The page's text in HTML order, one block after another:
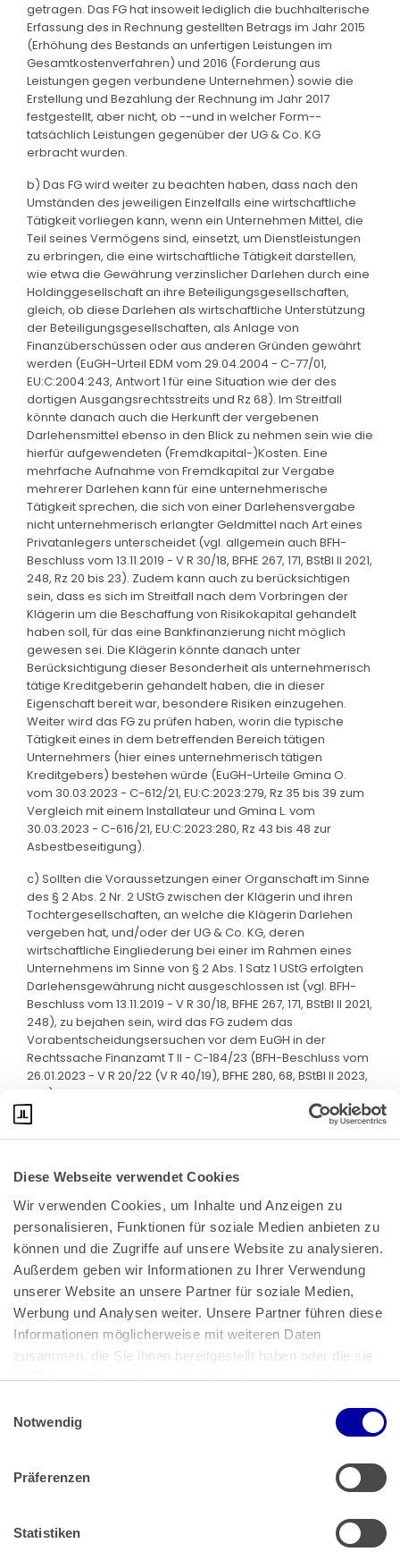
Diese Webseite verwendet Cookies
Wir verwenden Cookies, um Inhalte und Anzeigen zu
personalisieren, Funktionen für soziale Medien anbieten zu
können und die Zugriffe auf unsere Website zu analysieren.
Außerdem geben wir Informationen zu Ihrer Verwendung
unserer Website an unsere Partner für soziale Medien,
Werbung und Analysen weiter. Unsere Partner führen diese
Informationen möglicherweise mit weiteren Daten
zusammen, die Sie ihnen bereitgestellt haben oder die sie
im Rahmen Ihrer Nutzung der Dienste gesammelt haben.
Impressum
Notwendig
Präferenzen
Statistiken
getragen. Das FG hat insoweit lediglich die buchhalterische
Erfassung des in Rechnung gestellten Betrags im Jahr 2015
(Erhöhung des Bestands an unfertigen Leistungen im
Gesamtkostenverfahren) und 2016 (Forderung aus
Leistungen gegen verbundene Unternehmen) sowie die
Erstellung und Bezahlung der Rechnung im Jahr 2017
festgestellt, aber nicht, ob --und in welcher Form--
tatsächlich Leistungen gegenüber der UG & Co. KG
erbracht wurden.
b) Das FG wird weiter zu beachten haben, dass nach den
Umständen des jeweiligen Einzelfalls eine wirtschaftliche
Tätigkeit vorliegen kann, wenn ein Unternehmen Mittel, die
Teil seines Vermögens sind, einsetzt, um Dienstleistungen
zu erbringen, die eine wirtschaftliche Tätigkeit darstellen,
wie etwa die Gewährung verzinslicher Darlehen durch eine
Holdinggesellschaft an ihre Beteiligungsgesellschaften,
gleich, ob diese Darlehen als wirtschaftliche Unterstützung
der Beteiligungsgesellschaften, als Anlage von
Finanzüberschüssen oder aus anderen Gründen gewährt
werden (EuGH-Urteil EDM vom 29.04.2004 - C-77/01,
EU:C:2004:243, Antwort 1 für eine Situation wie der des
dortigen Ausgangsrechtsstreits und Rz 68). Im Streitfall
könnte danach auch die Herkunft der vergebenen
Darlehensmittel ebenso in den Blick zu nehmen sein wie die
hierfür aufgewendeten (Fremdkapital-)Kosten. Eine
mehrfache Aufnahme von Fremdkapital zur Vergabe
mehrerer Darlehen kann für eine unternehmerische
Tätigkeit sprechen, die sich von einer Darlehensvergabe
nicht unternehmerisch erlangter Geldmittel nach Art eines
Privatanlegers unterscheidet (vgl. allgemein auch BFH-
Beschluss vom 13.11.2019 - V R 30/18, BFHE 267, 171, BStBl II 2021,
248, Rz 20 bis 23). Zudem kann auch zu berücksichtigen
sein, dass es sich im Streitfall nach dem Vorbringen der
Klägerin um die Beschaffung von Risikokapital gehandelt
haben soll, für das eine Bankfinanzierung nicht möglich
gewesen sei. Die Klägerin könnte danach unter
Berücksichtigung dieser Besonderheit als unternehmerisch
tätige Kreditgeberin gehandelt haben, die in dieser
Eigenschaft bereit war, besondere Risiken einzugehen.
Weiter wird das FG zu prüfen haben, worin die typische
Tätigkeit eines in dem betreffenden Bereich tätigen
Unternehmers (hier eines unternehmerisch tätigen
Kreditgebers) bestehen würde (EuGH-Urteile Gmina O.
vom 30.03.2023 - C-612/21, EU:C:2023:279, Rz 35 bis 39 zum
Vergleich mit einem Installateur und Gmina L. vom
30.03.2023 - C-616/21, EU:C:2023:280, Rz 43 bis 48 zur
Asbestbeseitigung).
c) Sollten die Voraussetzungen einer Organschaft im Sinne
des § 2 Abs. 2 Nr. 2 UStG zwischen der Klägerin und ihren
Tochtergesellschaften, an welche die Klägerin Darlehen
vergeben hat, und/oder der UG & Co. KG, deren
wirtschaftliche Eingliederung bei einer im Rahmen eines
Unternehmens im Sinne von § 2 Abs. 1 Satz 1 UStG erfolgten
Darlehensgewährung nicht ausgeschlossen ist (vgl. BFH-
Beschluss vom 13.11.2019 - V R 30/18, BFHE 267, 171, BStBl II 2021,
248), zu bejahen sein, wird das FG zudem das
Vorabentscheidungsersuchen vor dem EuGH in der
Rechtssache Finanzamt T II - C-184/23 (BFH-Beschluss vom
26.01.2023 - V R 20/22 (V R 40/19), BFHE 280, 68, BStBl II 2023,
530) zu berücksichtigen haben.
Bundeskanzlerplatz 2
53113 Bonn
Pressemitteilungen|AGB
Impressum|Datenschutz
Muster Widerrufsformular (PDF)